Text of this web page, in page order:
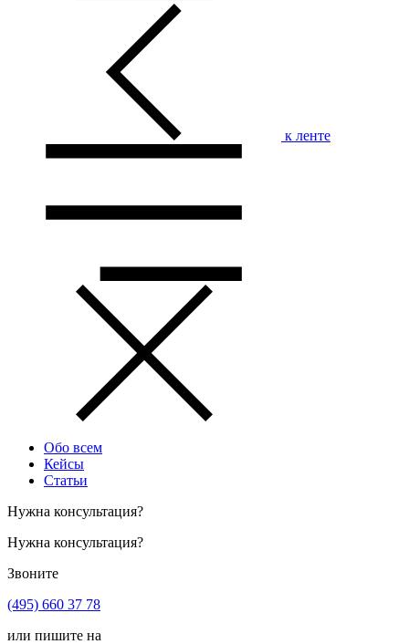
к ленте
Обо всем
Кейсы
Статьи
Нужна консультация?
Нужна консультация?
Звоните
(495) 660 37 78
или пишите на